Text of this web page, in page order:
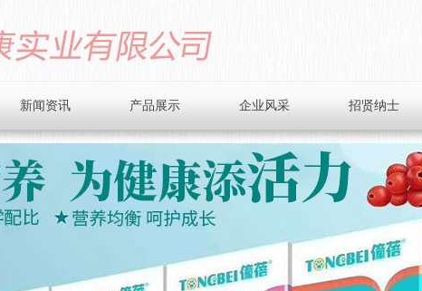
新闻资讯
业界资讯
产品展示
礼装系列
企业风采 招贤纳士